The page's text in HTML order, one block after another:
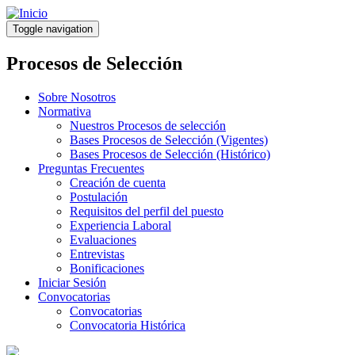
Pasar
al
contenido
principal
Toggle navigation
Procesos de Selección
Sobre Nosotros
Normativa
Nuestros Procesos de selección
Bases Procesos de Selección (Vigentes)
Bases Procesos de Selección (Histórico)
Preguntas Frecuentes
Creación de cuenta
Postulación
Requisitos del perfil del puesto
Experiencia Laboral
Evaluaciones
Entrevistas
Bonificaciones
Iniciar Sesión
Convocatorias
Convocatorias
Convocatoria Histórica